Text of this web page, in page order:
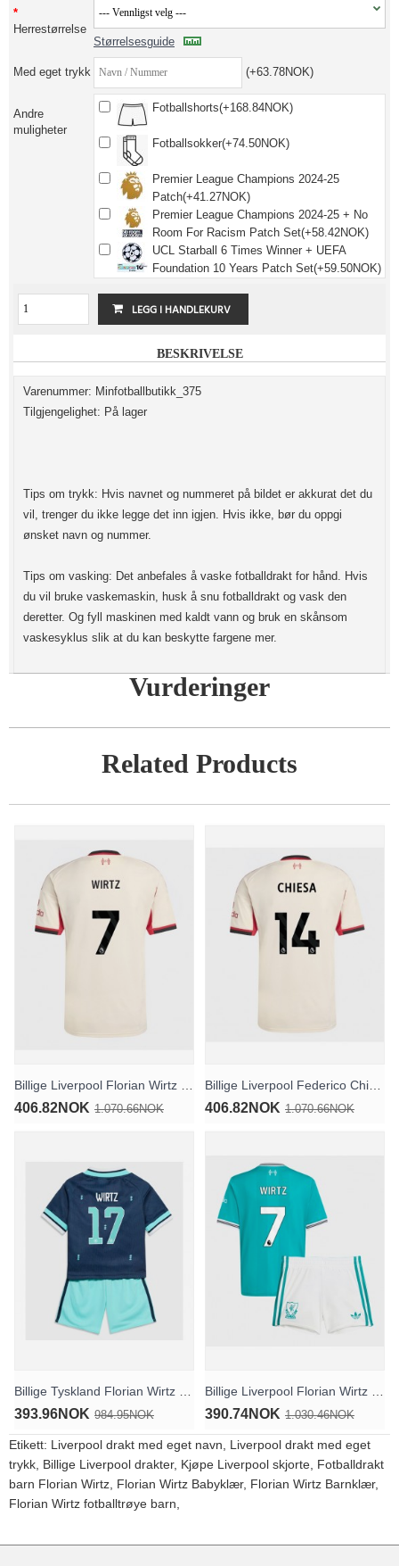
Herrestørrelse
Størrelsesguide
Med eget trykk (+63.78NOK)
Andre
muligheter
Fotballshorts(+168.84NOK)
Fotballsokker(+74.50NOK)
Premier League Champions 2024-25
Patch(+41.27NOK)
Premier League Champions 2024-25 + No
Room For Racism Patch Set(+58.42NOK)
UCL Starball 6 Times Winner + UEFA
Foundation 10 Years Patch Set(+59.50NOK)
BESKRIVELSE
Varenummer: Minfotballbutikk_375
Tilgjengelighet: På lager
Tips om trykk: Hvis navnet og nummeret på bildet er akkurat det du
vil, trenger du ikke legge det inn igjen. Hvis ikke, bør du oppgi
ønsket navn og nummer.
Tips om vasking: Det anbefales å vaske fotballdrakt for hånd. Hvis
du vil bruke vaskemaskin, husk å snu fotballdrakt og vask den
deretter. Og fyll maskinen med kaldt vann og bruk en skånsom
vaskesyklus slik at du kan beskytte fargene mer.
Vurderinger
Related Products
406.82NOK 1.070.66NOK 406.82NOK 1.070.66NOK
393.96NOK 984.95NOK 390.74NOK 1.030.46NOK
Etikett: Liverpool drakt med eget navn
Liverpool drakt med eget
trykk Billige Liverpool drakter, Kjøpe Liverpool skjorte Fotballdrakt
barn Florian Wirtz Florian Wirtz Babyklær, Florian Wirtz Barnklær,
Florian Wirtz fotballtrøye barn